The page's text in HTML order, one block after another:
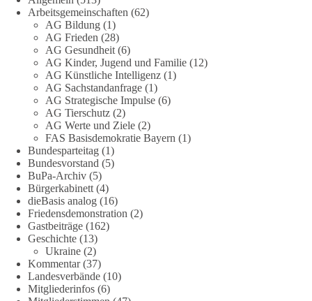
Die Energiewende ist bisher kein Erfolg, sondern ein teures,
ineffizientes Unterfangen. Dies belegt eine Auswertung der
NZZ, wonach die Energiewende den Strom nicht billiger,
sondern teurer gemacht hat.
Quelle:
https://www.nzz.ch/der-andere-blick/fehlschlag-
energiewende-warum-deutschland-trotz-rekordausbau-von-
wind-und-sonnenkraft-weniger-strom-erzeugt-ld.10006607
🟩🟩🟦🟦🟥🟥🟧🟧
„Wir brauchen dringend wettbewerbsfähige Energiepreise und
eine ideologiefreie Diskussion“, meint der Demokratie-
Bestatter.
Wie siehst du das?
🤝 Jetzt Politik für die Menschen mitgestalten:
https://diebasis.de/mitgliedschaft/
Arbeitsgemeinschaften (62)
AG Bildung (1)
AG Frieden (28)
AG Gesundheit (6)
AG Kinder, Jugend und Familie (12)
AG Künstliche Intelligenz (1)
AG Sachstandanfrage (1)
AG Strategische Impulse (6)
AG Tierschutz (2)
AG Werte und Ziele (2)
FAS Basisdemokratie Bayern (1)
Bundesparteitag (1)
Bundesvorstand (5)
BuPa-Archiv (5)
Bürgerkabinett (4)
dieBasis analog (16)
Friedensdemonstration (2)
Gastbeiträge (162)
Geschichte (13)
Ukraine (2)
Kommentar(37)
Landesverbände (10)
Mitgliederinfos (6)